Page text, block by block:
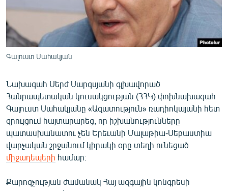
ՍՊՈՐՏ
ՄԵԿՆԱԲԱՆՈՒԹՅՈՒՆ
ՏՏ ԵՒ ԻՆՏԵՐՆԵՏ
ԱՐԽԻՎ
ՏԵՍԱՆՅՈՒԹԵՐ
ԲԱՆԱՎԵՃ
ՁԳՏԵԼՈՎ ԼԱՎԱԳՈՒՅՆԻՆ
ՓՈԴՔԱՍԹ
Հայերեն
Գալուստ Սահակյան
Նախագահ Սերժ Սարգսյանի գլխավորած
Հանրապետական կուսակցության (ՀՀԿ) փոխնախագահ
Գալուստ Սահակյանը «Ազատություն» ռադիոկայանի հետ
զրույցում հայտարարեց, որ իշխանությունները
պատասխանատու չեն Երեւանի Մալաթիա-Սեբաստիա
վարչական շրջանում կիրակի օրը տեղի ունեցած
միջադեպերի համար։
Քարոզչության ժամանակ Հայ ազգային կոնգրեսի